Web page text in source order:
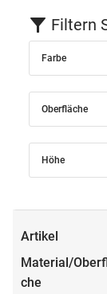
Filtern
Farbe
Oberfläche
Höhe